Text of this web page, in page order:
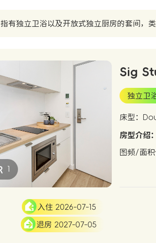
指有独立卫浴以及开放式独立厨房的套间，
1
Sig
独立卫
床型：
房型介绍：
图频/面
入住 2026-07-15
退房 2027-07-05